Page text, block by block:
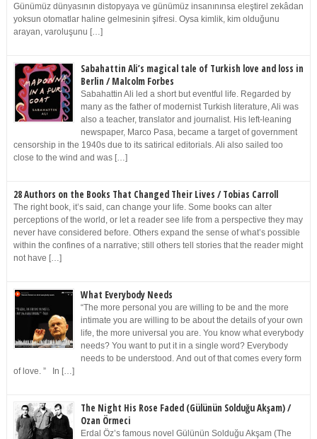
Günümüz dünyasının distopyaya ve günümüz insanınınsa eleştirel zekâdan
yoksun otomatlar haline gelmesinin şifresi. Oysa kimlik, kim olduğunu
arayan, varoluşunu […]
Sabahattin Ali’s magical tale of Turkish love and loss in
Berlin / Malcolm Forbes
Sabahattin Ali led a short but eventful life. Regarded by
many as the father of modernist Turkish literature, Ali was
also a teacher, translator and journalist. His left-leaning
newspaper, Marco Pasa, became a target of government
censorship in the 1940s due to its satirical editorials. Ali also sailed too
close to the wind and was […]
28 Authors on the Books That Changed Their Lives / Tobias Carroll
The right book, it’s said, can change your life. Some books can alter
perceptions of the world, or let a reader see life from a perspective they may
never have considered before. Others expand the sense of what’s possible
within the confines of a narrative; still others tell stories that the reader might
not have […]
What Everybody Needs
“The more personal you are willing to be and the more
intimate you are willing to be about the details of your own
life, the more universal you are. You know what everybody
needs? You want to put it in a single word? Everybody
needs to be understood. And out of that comes every form
of love. ” In […]
The Night His Rose Faded (Gülünün Solduğu Akşam) /
Ozan Örmeci
Erdal Öz’s famous novel Gülünün Solduğu Akşam (The